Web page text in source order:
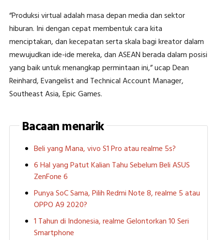
“Produksi virtual adalah masa depan media dan sektor
hiburan. Ini dengan cepat membentuk cara kita
menciptakan, dan kecepatan serta skala bagi kreator dalam
mewujudkan ide-ide mereka, dan ASEAN berada dalam posisi
yang baik untuk menangkap permintaan ini,” ucap Dean
Reinhard, Evangelist and Technical Account Manager,
Southeast Asia, Epic Games.
Bacaan menarik
Beli yang Mana, vivo S1 Pro atau realme 5s?
6 Hal yang Patut Kalian Tahu Sebelum Beli ASUS
ZenFone 6
Punya SoC Sama, Pilih Redmi Note 8, realme 5 atau
OPPO A9 2020?
1 Tahun di Indonesia, realme Gelontorkan 10 Seri
Smartphone